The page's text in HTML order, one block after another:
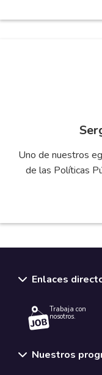
Uno de nuestros
de las Políticas
Enlaces
Trabaja con
nosotros.
Nuestros